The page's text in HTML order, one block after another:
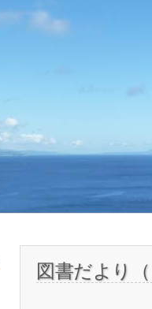
図書だより